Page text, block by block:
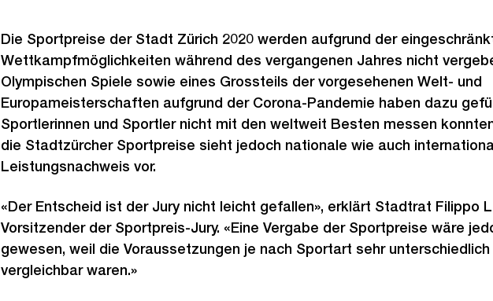
Die Sportpreise der Stadt Zürich 2020 werden aufgrund der
Wettkampfmöglichkeiten während des vergangenen Jahres nicht
Olympischen Spiele sowie eines Grossteils der vorgesehenen Welt- und
Europameisterschaften aufgrund der Corona-Pandemie haben dazu
Sportlerinnen und Sportler nicht mit den weltweit Besten messen
die Stadtzürcher Sportpreise sieht jedoch nationale wie auch
Leistungsnachweis vor.
«Der Entscheid ist der Jury nicht leicht gefallen», erklärt Stadtrat Filippo
Vorsitzender der Sportpreis-Jury. «Eine Vergabe der Sportpreise wäre
gewesen, weil die Voraussetzungen je nach Sportart sehr
vergleichbar waren.»